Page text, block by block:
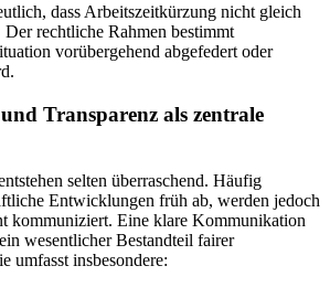
dass Arbeitszeitkürzung nicht gleich
rechtliche Rahmen bestimmt
vorübergehend abgefedert oder
Transparenz als zentrale
selten überraschend. Häufig
Entwicklungen früh ab, werden jedoch
kommuniziert. Eine klare Kommunikation
wesentlicher Bestandteil fairer
umfasst insbesondere: